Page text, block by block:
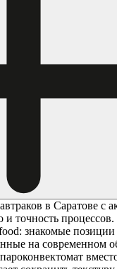
в Саратове с
и точность
знакомые позиции
на современном